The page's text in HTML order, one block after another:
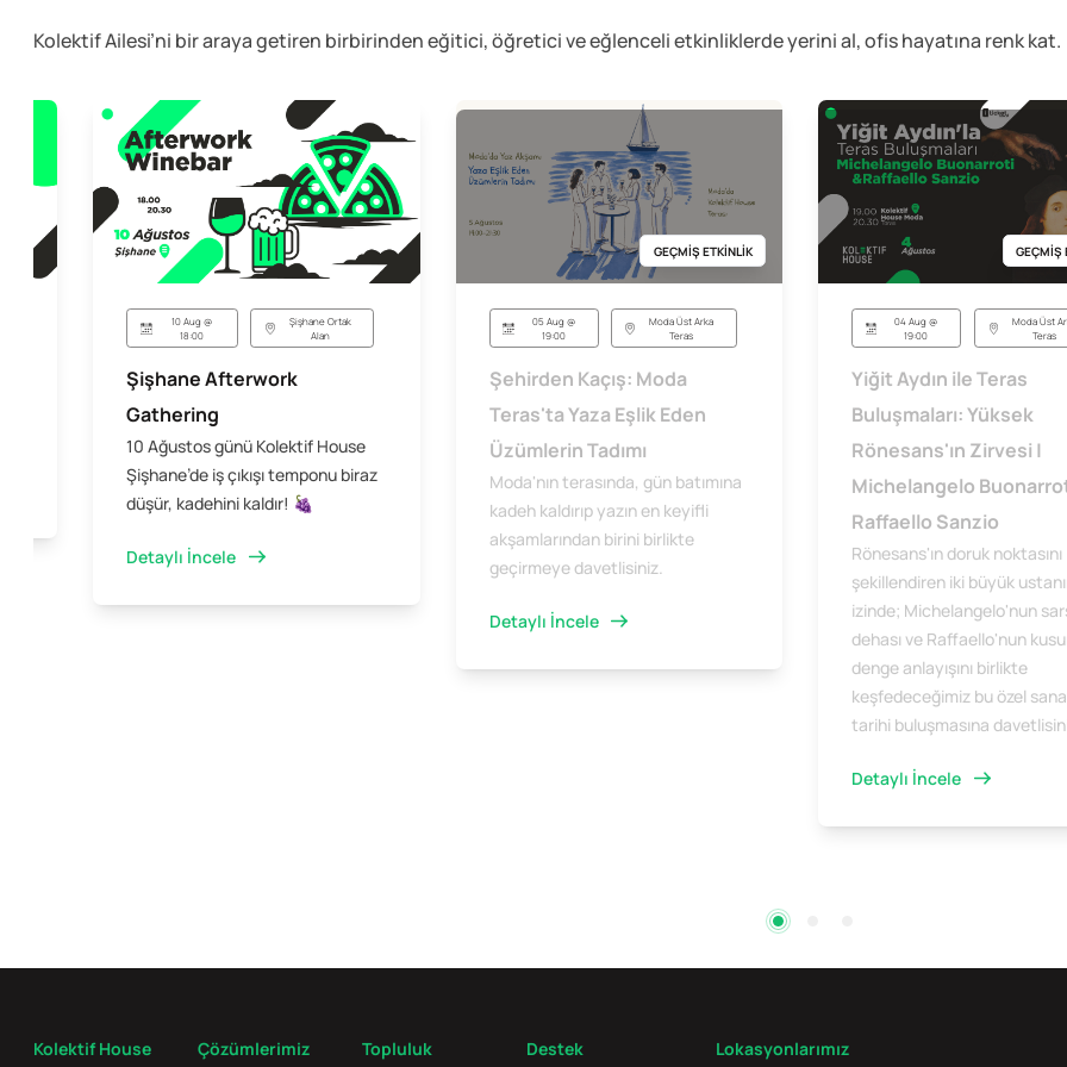
Kolektif Ailesi’ni bir araya getiren birbirinden eğitici, öğretici ve eğlencelietkinliklerde yerini al, ofis hayatına renk kat.
10 Aug @
18:00
Şişhane Ortak
Alan
Şişhane Afterwork
Gathering
10 Ağustos günü Kolektif House
Şişhane’de iş çıkışı temponu biraz
düşür, kadehini kaldır! 🍇
Detaylı İncele
GEÇMİŞ ETKİNLİK
05 Aug @
19:00
Moda Üst Arka
Teras
Şehirden Kaçış: Moda
Teras'ta Yaza Eşlik Eden
Üzümlerin Tadımı
Moda'nın terasında, gün batımına
kadeh kaldırıp yazın en keyifli
akşamlarından birini birlikte
geçirmeye davetlisiniz.
Detaylı İncele
GEÇMİŞ
04 Aug @
19:00
Moda Üst
Teras
Yiğit Aydın ile Teras
Buluşmaları: Yüksek
Rönesans'ın Zirvesi |
Michelangelo
Raffaello Sanzio
Rönesans'ın doruk noktasını
şekillendiren iki büyük
izinde; Michelangelo'nun
dehası ve Raffaello'nun
denge anlayışını birlikte
keşfedeceğimiz bu özel
tarihi buluşmasına
Detaylı İncele
Kolektif House Çözümlerimiz Topluluk Destek Lokasyonlarımız